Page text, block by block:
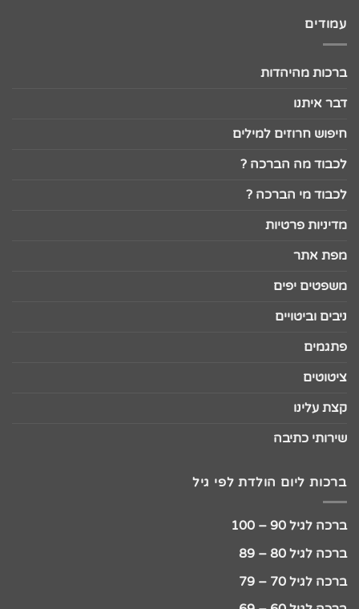
עמודים
ברכות מהיהדות
דבר איתנו
חיפוש חרוזים למילים
לכבוד מה הברכה ?
לכבוד מי הברכה ?
מדיניות פרטיות
מפת אתר
משפטים יפים
ניבים וביטויים
פתגמים
ציטוטים
קצת עלינו
שירותי כתיבה
ברכות ליום הולדת לפי גיל
ברכה לגיל 90 – 100
ברכה לגיל 80 – 89
ברכה לגיל 70 – 79